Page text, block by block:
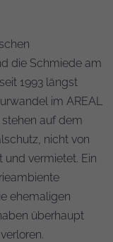
die Schmiede am
1993 längst
im AREAL
auf dem
nicht von
vermietet. Ein
ehemaligen
überhaupt